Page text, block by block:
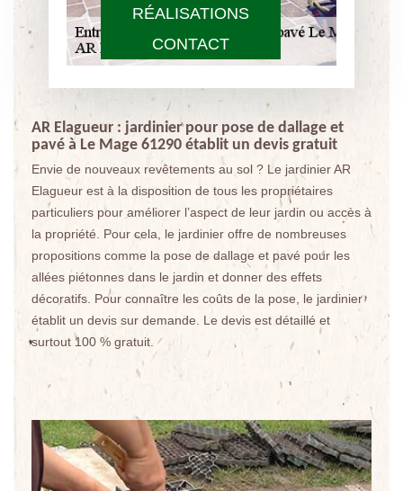
RÉALISATIONS
CONTACT
AR Elagueur : jardinier pour pose de dallage et
pavé à Le Mage 61290 établit un devis gratuit
Envie de nouveaux revêtements au sol ? Le jardinier AR
Elagueur est à la disposition de tous les propriétaires
particuliers pour améliorer l’aspect de leur jardin ou accès à
la propriété. Pour cela, le jardinier offre de nombreuses
propositions comme la pose de dallage et pavé pour les
allées piétonnes dans le jardin et donner des effets
décoratifs. Pour connaître les coûts de la pose, le jardinier
établit un devis sur demande. Le devis est détaillé et
surtout 100 % gratuit.